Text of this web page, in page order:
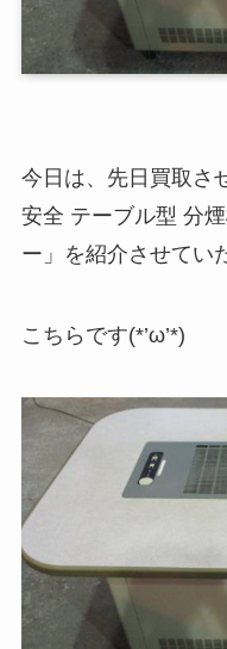
今日は、先日買取さ
安全 テーブル型 分
ー」を紹介させてい
こちらです(*’ω’*)